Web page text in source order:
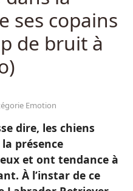
ses copains
de bruit à
Emotion
dire, les chiens
présence
et ont tendance à
À l’instar de ce